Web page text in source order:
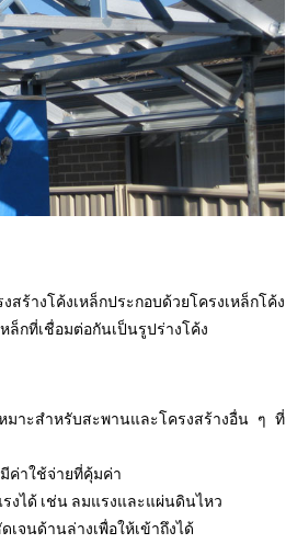
ร้างโค้งเหล็กประกอบด้วยโครงเหล็กโค้ง
ล็กที่เชื่อมต่อกันเป็นรูปร่างโค้ง
มาะสำหรับสะพานและโครงสร้างอื่น ๆ ที่
ค่าใช้จ่ายที่คุ้มค่า
งได้ เช่น ลมแรงและแผ่นดินไหว
จนด้านล่างเพื่อให้เข้าถึงได้